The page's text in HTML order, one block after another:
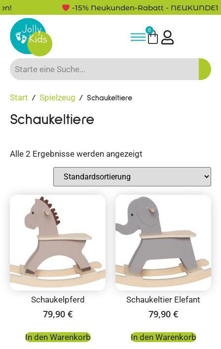
-15% Neukunden-Rabatt - NEUKUNDE15
0
Start / Spielzeug / Schaukeltiere
Schaukeltiere
Alle 2 Ergebnisse werden angezeigt
Schaukelpferd
79,90 €
In den Warenkorb
Schaukeltier Elefant
79,90 €
In den Warenkorb